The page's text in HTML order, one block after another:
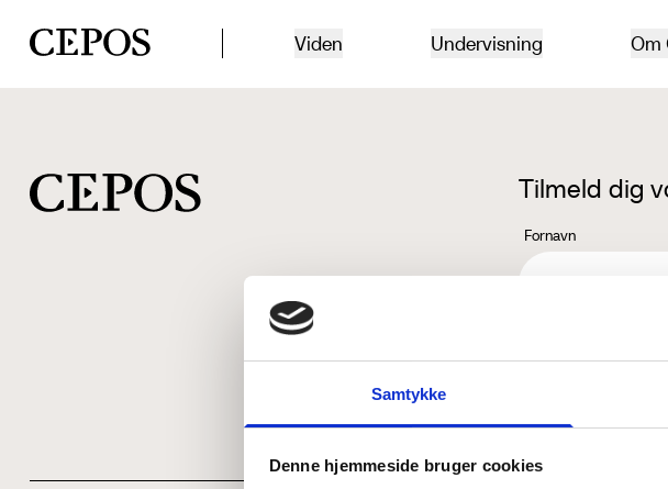
Samtykke
Denne hjemmeside bruger cookies
CEPOS logo Viden Undervisning Om
Tilmeld dig
Fornavn
Jeg accepterer